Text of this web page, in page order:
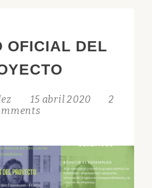
OFICIAL DEL
15 abril 2020
2